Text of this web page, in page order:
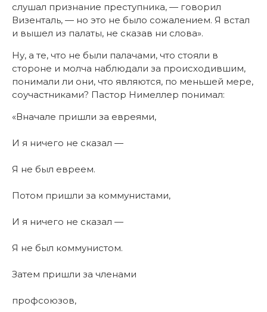
слушал признание преступника, — говорил
Визенталь, — но это не было сожалением. Я встал
и вышел из палаты, не сказав ни слова».
Ну, а те, что не были палачами, что стояли в
стороне и молча наблюдали за происходившим,
понимали ли они, что являются, по меньшей мере,
соучастниками? Пастор Нимеллер понимал:
«Вначале пришли за евреями,
И я ничего не сказал —
Я не был евреем.
Потом пришли за коммунистами,
И я ничего не сказал —
Я не был коммунистом.
Затем пришли за членами
профсоюзов,